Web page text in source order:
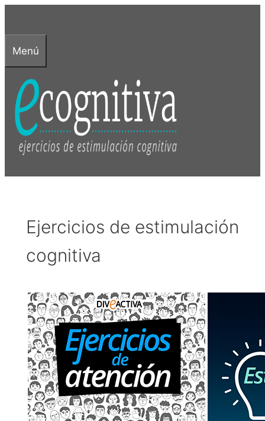
contenido
Menú
Ejercicios de estimulación
cognitiva